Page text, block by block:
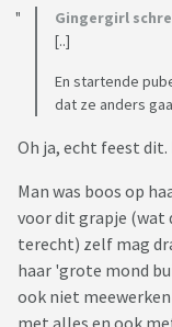
Gingergirl
[..]
En startende
dat ze anders
Oh ja, echt feest dit.
Man was boos op
voor dit grapje (wat
terecht) zelf mag
haar 'grote mond
ook niet